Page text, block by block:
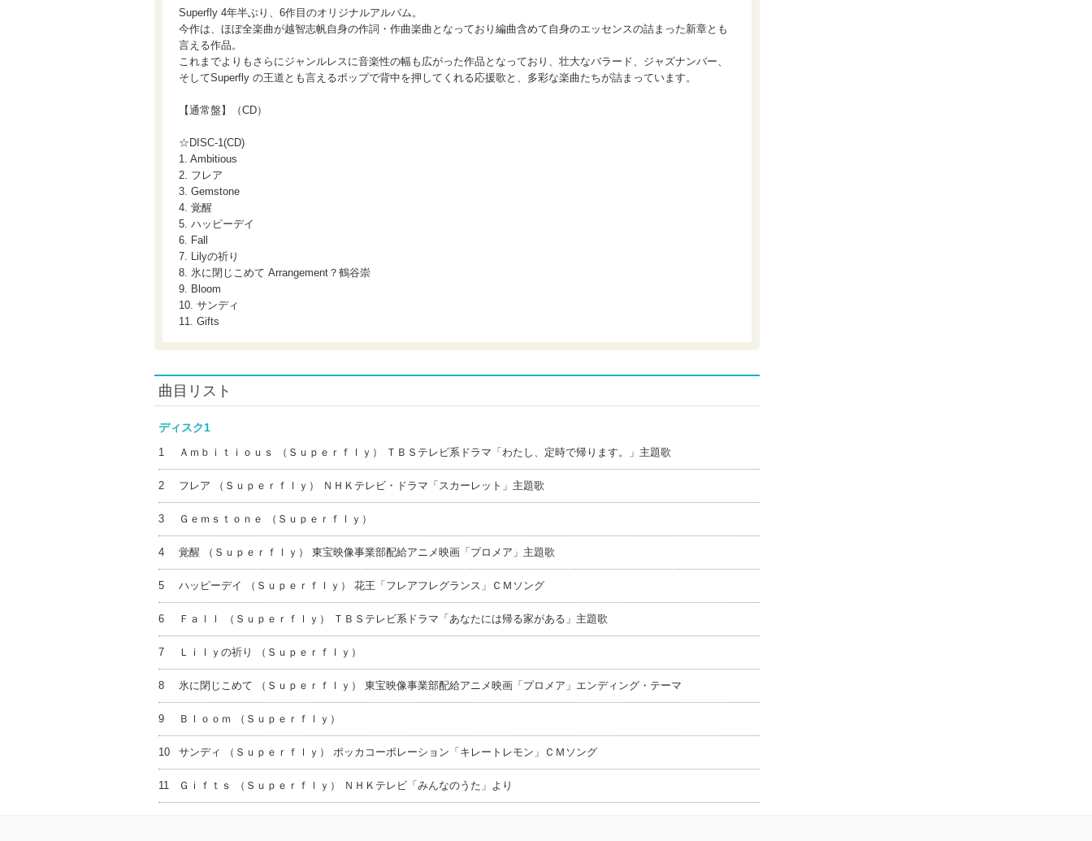
Superfly 4年半ぶり、6作目のオリジナルアルバム。
今作は、ほぼ全楽曲が越智志帆自身の作詞・作曲楽曲となっており編曲含めて自身のエッセンスの詰まった新章とも
言える作品。
これまでよりもさらにジャンルレスに音楽性の幅も広がった作品となっており、壮大なバラード、ジャズナンバー、
そしてSuperfly の王道とも言えるポップで背中を押してくれる応援歌と、多彩な楽曲たちが詰まっています。
【通常盤】（CD）
☆DISC-1(CD)
1. Ambitious
2. フレア
3. Gemstone
4. 覚醒
5. ハッピーデイ
6. Fall
7. Lilyの祈り
8. 氷に閉じこめて Arrangement？鶴谷崇
9. Bloom
10. サンディ
11. Gifts
曲目リスト
ディスク1
1 Ａｍｂｉｔｉｏｕｓ （Ｓｕｐｅｒｆｌｙ） ＴＢＳテレビ系ドラマ「わたし、定時で帰ります。」主題歌
2 フレア （Ｓｕｐｅｒｆｌｙ） ＮＨＫテレビ・ドラマ「スカーレット」主題歌
3 Ｇｅｍｓｔｏｎｅ （Ｓｕｐｅｒｆｌｙ）
4 覚醒 （Ｓｕｐｅｒｆｌｙ） 東宝映像事業部配給アニメ映画「プロメア」主題歌
5 ハッピーデイ （Ｓｕｐｅｒｆｌｙ） 花王「フレアフレグランス」ＣＭソング
6 Ｆａｌｌ （Ｓｕｐｅｒｆｌｙ） ＴＢＳテレビ系ドラマ「あなたには帰る家がある」主題歌
7 Ｌｉｌｙの祈り （Ｓｕｐｅｒｆｌｙ）
8 氷に閉じこめて （Ｓｕｐｅｒｆｌｙ） 東宝映像事業部配給アニメ映画「プロメア」エンディング・テーマ
9 Ｂｌｏｏｍ （Ｓｕｐｅｒｆｌｙ）
10 サンディ （Ｓｕｐｅｒｆｌｙ） ポッカコーポレーション「キレートレモン」ＣＭソング
11 Ｇｉｆｔｓ （Ｓｕｐｅｒｆｌｙ） ＮＨＫテレビ「みんなのうた」より